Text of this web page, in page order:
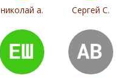
николай а. Сергей С.